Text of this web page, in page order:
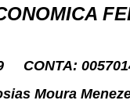
CONTA:
Moura